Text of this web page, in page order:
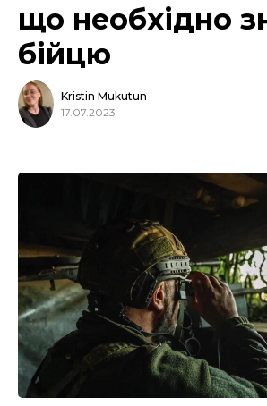
що необхідно
бійцю
Kristin Mukutun
17.07.2023